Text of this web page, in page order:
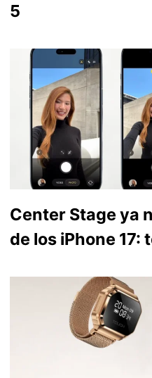
5
Center Stage ya
de los iPhone